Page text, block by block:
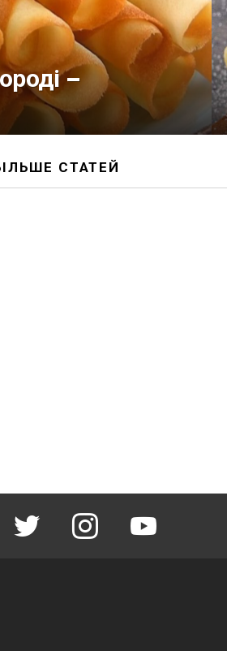
–
СТАТЕЙ
twitter instagram youtube